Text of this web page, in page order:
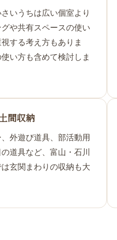
いうちは広い個室より
グや共有スペースの使い
する考え方もありま
い方も含めて検討しま
間収納
外遊び道具、部活動用
道具など、富山・石川
玄関まわりの収納も大